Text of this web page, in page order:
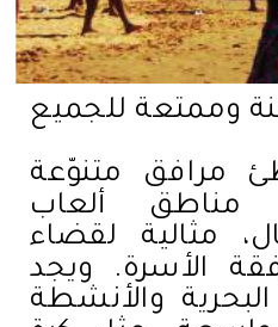
مرافق متنوّعة
مناطق ألعاب
مثالية لقضاء
الأسرة. ويجد
والأنشطة